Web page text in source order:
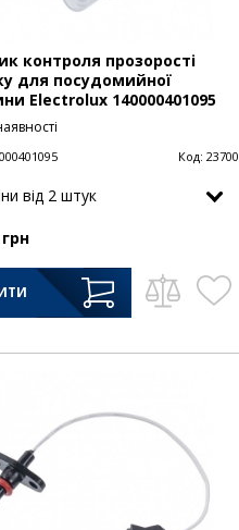
контроля прозорості
для посудомийної
Electrolux 140000401095
Код: 23700
від 2 штук
грн